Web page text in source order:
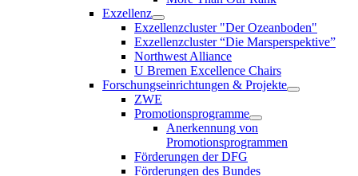
Exzellenz
Exzellenzcluster "Der Ozeanboden"
Exzellenzcluster “Die Marsperspektive”
Northwest Alliance
U Bremen Excellence Chairs
Forschungseinrichtungen & Projekte
ZWE
Promotionsprogramme
Anerkennung von
Promotionsprogrammen
Förderungen der DFG
Förderungen des Bundes